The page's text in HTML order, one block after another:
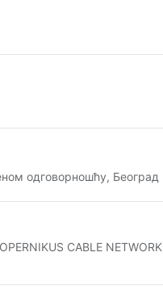
одговорношћу, Београд
CABLE NETWORK